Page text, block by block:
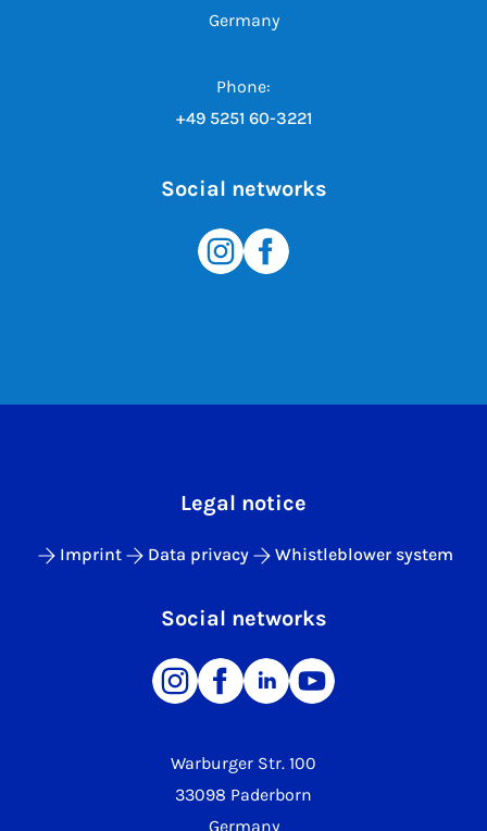
Germany
Phone:
+49 5251 60-3221
Social networks
Warburger Str. 100
33098 Paderborn
Germany
Legal notice
Imprint Data privacy Whistleblower system
Social networks